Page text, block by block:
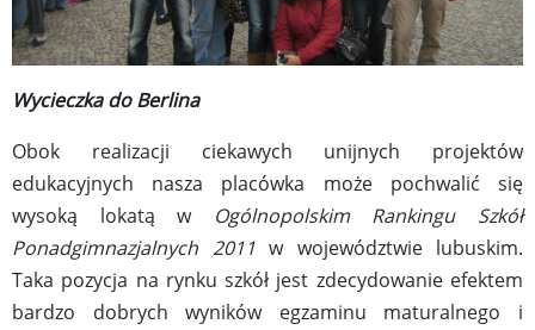
Wycieczka do Berlina
Obok realizacji ciekawych unijnych projektów
edukacyjnych nasza placówka może pochwalić się
wysoką lokatą w Ogólnopolskim Rankingu Szkół
Ponadgimnazjalnych 2011 w województwie lubuskim.
Taka pozycja na rynku szkół jest zdecydowanie efektem
bardzo dobrych wyników egzaminu maturalnego i